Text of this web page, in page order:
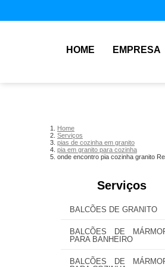
HOME EMPRESA
Home
Serviços
pias de cozinha em granito
pia em granito para cozinha
onde encontro pia cozinha granito
Serviços
BALCÕES DE GRANITO
BALCÕES DE
PARA BANHEIRO
BALCÕES DE